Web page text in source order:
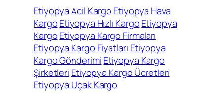
Etiyopya Acil Kargo Etiyopya Hava
KargoEtiyopya Hızlı KargoEtiyopya
KargoEtiyopya Kargo Firmaları
Etiyopya Kargo Fiyatları Etiyopya
Kargo GönderimiEtiyopya Kargo
Şirketleri Etiyopya Kargo Ücretleri
Etiyopya Uçak Kargo